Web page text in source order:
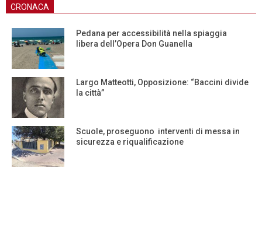
CRONACA
Pedana per accessibilità nella spiaggia
libera dell’Opera Don Guanella
Largo Matteotti, Opposizione: “Baccini divide
la città”
Scuole, proseguono interventi di messa in
sicurezza e riqualificazione